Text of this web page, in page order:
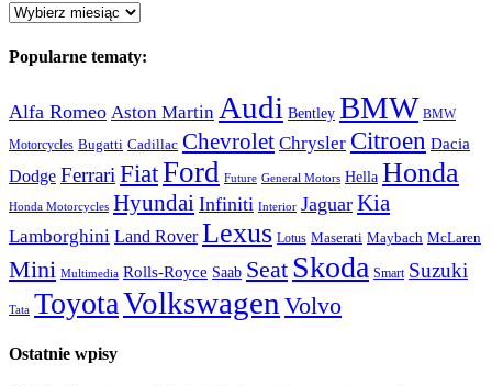
Archiwum:
Popularne tematy:
Alfa Romeo Aston Martin Audi Bentley BMW BMW
Motorcycles Bugatti Cadillac Chevrolet Chrysler Citroen Dacia
Dodge Ferrari FiatFord Future General Motors Hella Honda
Honda Motorcycles Hyundai Infiniti Interior Jaguar Kia
Lamborghini Land Rover Lexus Lotus Maserati Maybach McLaren
Mini Multimedia Rolls-Royce Saab Seat Skoda Smart Suzuki
Tata ToyotaVolkswagen Volvo
Ostatnie wpisy